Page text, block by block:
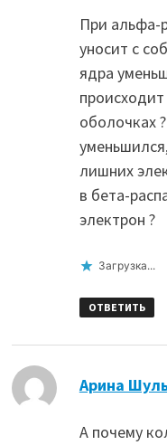
При альфа-
уносит с
ядра
оболочках
лишних
в бета-
электрон ?
Загрузка...
ОТВЕТИТЬ
Арина
А почему